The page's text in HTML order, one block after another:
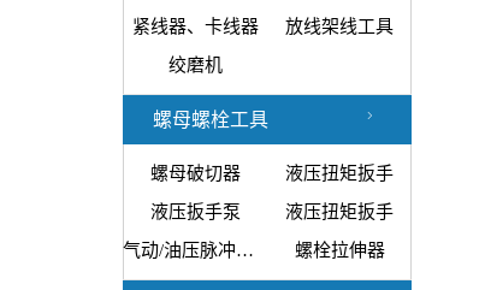
紧线器、卡线器
放线架线工具
绞磨机
螺母螺栓工具
螺母破切器
液压扭矩扳手
液压扳手泵
液压扭矩扳手
气动/油压脉冲工具
螺栓拉伸器